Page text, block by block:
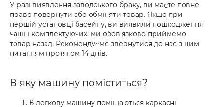
У разі виявлення заводського браку, ви маєте повне
право повернути або обміняти товар. Якщо при
першій установці басейну, ви виявили пошкодження
чаші і комплектуючих, ми обов'язково приймемо
товар назад. Рекомендуємо звернутися до нас з цим
питанням протягом 14 днів.
В яку машину поміститься?
В легкову машину поміщаються каркасні